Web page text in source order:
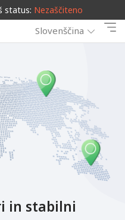
status: Nezaščiteno
Slovenščina
in stabilni